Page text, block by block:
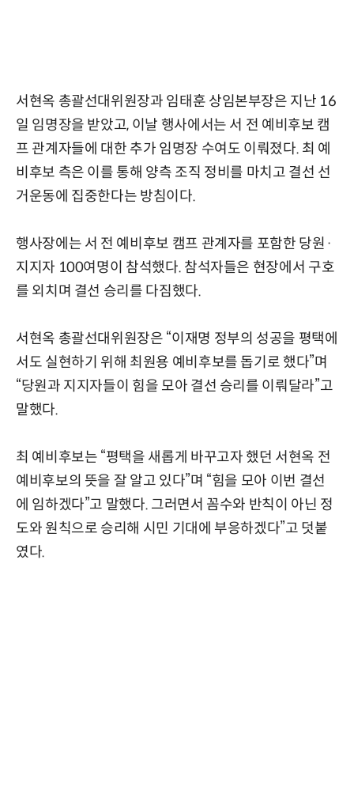
서현옥 총괄선대위원장과 임태훈 상임본부장은 지난 16
일 임명장을 받았고, 이날 행사에서는 서 전 예비후보 캠
프 관계자들에 대한 추가 임명장 수여도 이뤄졌다. 최 예
비후보 측은 이를 통해 양측 조직 정비를 마치고 결선 선
거운동에 집중한다는 방침이다.
행사장에는 서 전 예비후보 캠프 관계자를 포함한 당원·
지지자 100여명이 참석했다. 참석자들은 현장에서 구호
를 외치며 결선 승리를 다짐했다.
서현옥 총괄선대위원장은 “이재명 정부의 성공을 평택에
서도 실현하기 위해 최원용 예비후보를 돕기로 했다”며
“당원과 지지자들이 힘을 모아 결선 승리를 이뤄달라”고
말했다.
최 예비후보는 “평택을 새롭게 바꾸고자 했던 서현옥 전
예비후보의 뜻을 잘 알고 있다”며 “힘을 모아 이번 결선
에 임하겠다”고 말했다. 그러면서 꼼수와 반칙이 아닌 정
도와 원칙으로 승리해 시민 기대에 부응하겠다”고 덧붙
였다.